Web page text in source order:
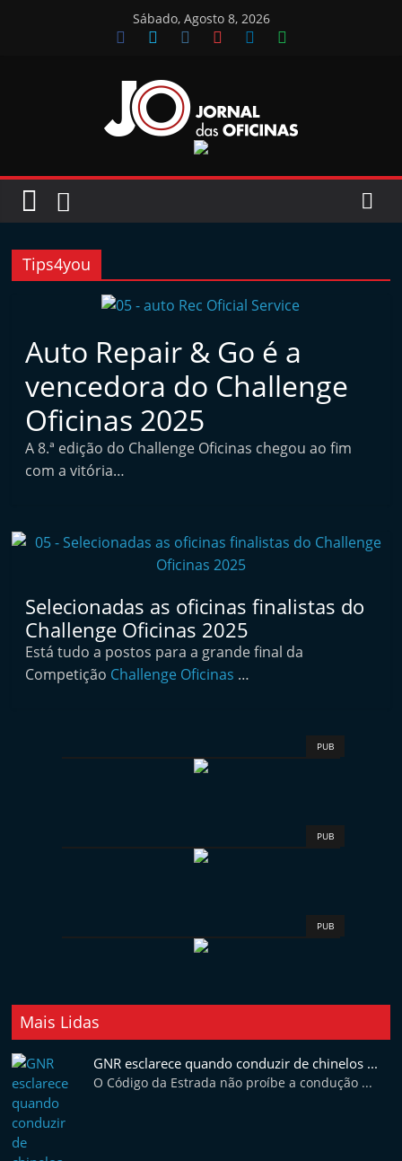
Sábado, Agosto 8, 2026
Jornal
das
J
o
n
a
i
n
p
d
e
n
t
A
u
Tips4you
Auto Repair & Go é a
vencedora do Challenge
Oficinas 2025
A 8.ª edição do Challenge Oficinas chegou ao fim
com a vitória…
Selecionadas as oficinas finalistas do
Challenge Oficinas 2025
Está tudo a postos para a grande final da
Competição Challenge Oficinas …
PUB
PUB
PUB
Mais Lidas
GNR esclarece quando conduzir de chinelos ...
O Código da Estrada não proíbe a condução ...